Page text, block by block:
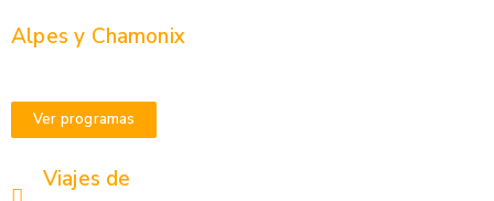
Alpes y Chamonix
Ver programas
Viajes de